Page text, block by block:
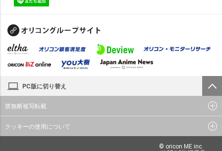
PC版に切り替え
禁無断複写転載
クッキーの使用について
© oricon ME inc.